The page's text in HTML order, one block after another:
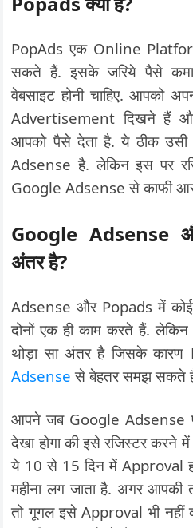
PopAds एक Online
सकते हैं. इसके जरिये पैसे
वेबसाइट होनी चाहिए. आपको
Advertisement दिखने हैं
आपको पैसे देता है. ये ठीक
Adsense है. लेकिन इस पर
Google Adsense से काफी
Google Adsense
अंतर है?
Adsense और Popads में
दोनों एक ही काम करते हैं.
थोड़ा सा अंतर है जिसके
Adsense से बेहतर समझ सकते
आपने जब Google Adsense
देखा होगा की इसे रजिस्टर करने
ये 10 से 15 दिन में Approval
महीना लग जाता है. अगर
तो गूगल इसे Approval भी